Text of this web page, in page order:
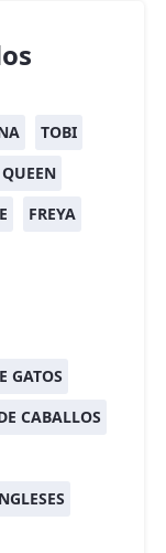
TOBI
QUEEN
FREYA
GATOS
CABALLOS